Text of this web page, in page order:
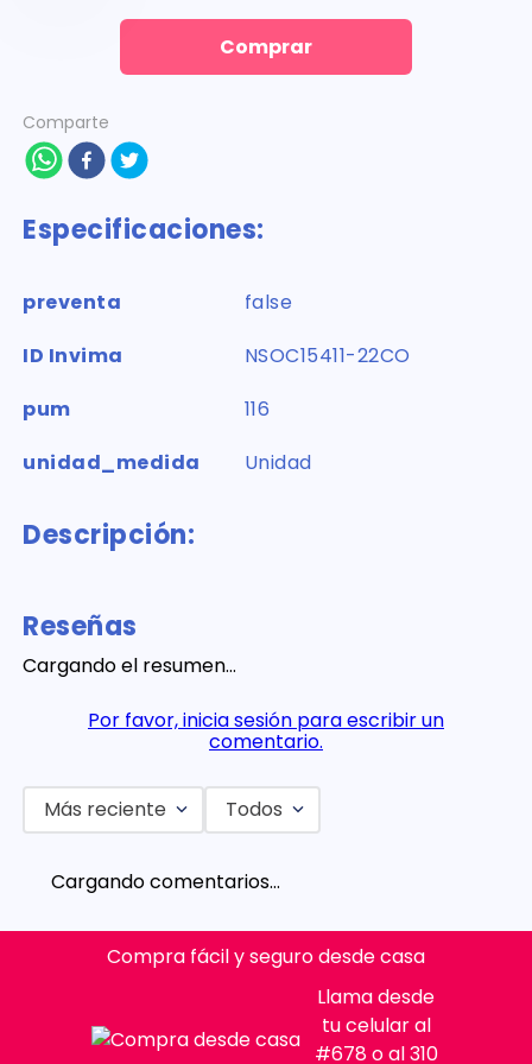
Comprar
Comparte
Especificaciones:
preventa
false
ID Invima
NSOC15411-22CO
pum
116
unidad_medida
Unidad
Descripción:
Reseñas
Cargando el resumen…
Por favor, inicia sesión para escribir un
comentario.
Más reciente Todos
Cargando comentarios…
Compra fácil y seguro desde casa
Llama desde
tu celular al
#678 o al 310